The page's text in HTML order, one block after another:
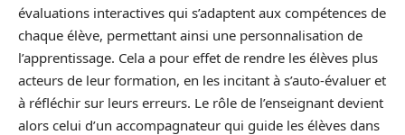
évaluations interactives qui s’adaptent aux compétences de
chaque élève, permettant ainsi une personnalisation de
l’apprentissage. Cela a pour effet de rendre les élèves plus
acteurs de leur formation, en les incitant à s’auto-évaluer et
à réfléchir sur leurs erreurs. Le rôle de l’enseignant devient
alors celui d’un accompagnateur qui guide les élèves dans